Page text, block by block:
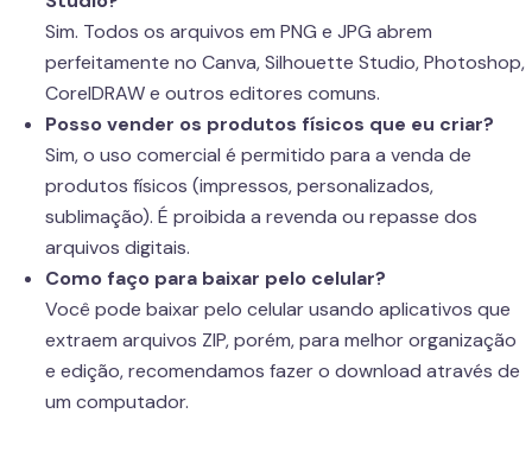
Sim. Todos os arquivos em PNG e JPG abrem
perfeitamente no Canva, Silhouette Studio, Photoshop,
CorelDRAW e outros editores comuns.
Posso vender os produtos físicos que eu criar?
Sim, o uso comercial é permitido para a venda de
produtos físicos (impressos, personalizados,
sublimação). É proibida a revenda ou repasse dos
arquivos digitais.
Como faço para baixar pelo celular?
Você pode baixar pelo celular usando aplicativos que
extraem arquivos ZIP, porém, para melhor organização
e edição, recomendamos fazer o download através de
um computador.